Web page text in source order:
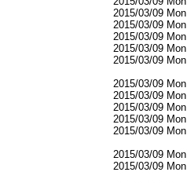
2015/03/09 Mon
2015/03/09 Mon
2015/03/09 Mon
2015/03/09 Mon
2015/03/09 Mon
2015/03/09 Mon
2015/03/09 Mon
2015/03/09 Mon
2015/03/09 Mon
2015/03/09 Mon
2015/03/09 Mon
2015/03/09 Mon